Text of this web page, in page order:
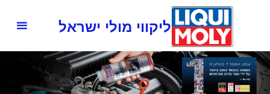
ליקווי מולי ישראל